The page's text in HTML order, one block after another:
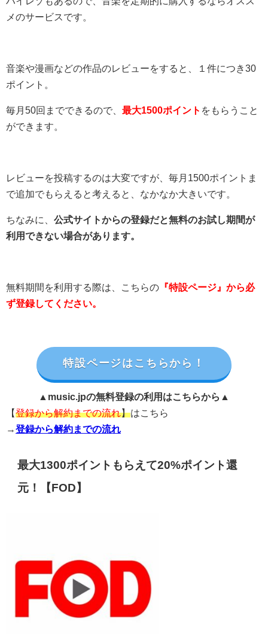
メのサービスです。
音楽や漫画などの作品のレビューをすると、１件につき30
ポイント。
毎月50回までできるので、 最大1500ポイント をもらうこと
ができます。
レビューを投稿するのは大変ですが、毎月1500ポイントま
で追加でもらえると考えると、なかなか大きいです。
ちなみに、 公式サイトからの登録だと無料のお試し期間が
利用できない場合があります。
無料期間を利用する際は、こちらの 『特設ページ』から必
ず登録してください。
特設ページはこちらから！
▲music.jpの無料登録の利用はこちらから▲
【登録から解約までの流れ】はこちら
→登録から解約までの流れ
最大1300ポイントもらえて20%ポイント還
元！【FOD】